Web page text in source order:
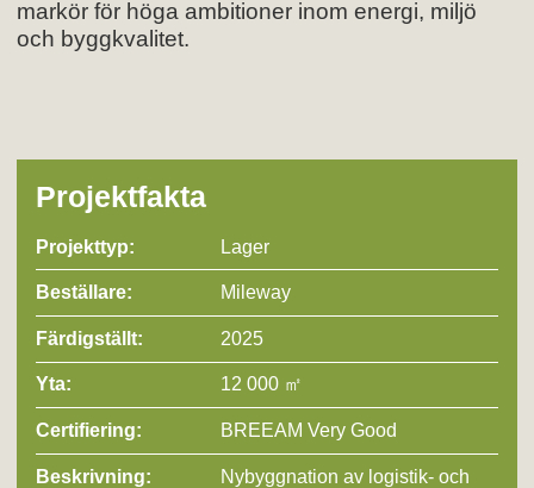
markör för höga ambitioner inom energi, miljö
och byggkvalitet.
Projektfakta
Projekttyp: Lager
Beställare: Mileway
Färdigställt: 2025
Yta: 12 000 ㎡
Certifiering: BREEAM Very Good
Beskrivning:
Nybyggnation av logistik- och